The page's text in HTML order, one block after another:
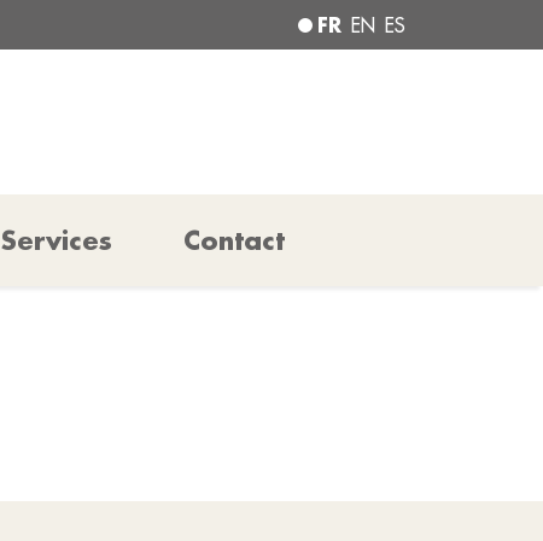
FR EN ES
Services Contact